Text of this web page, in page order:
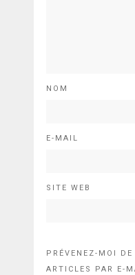
NOM
E-MAIL
SITE WEB
PRÉVENEZ-MOI
ARTICLES PAR E-